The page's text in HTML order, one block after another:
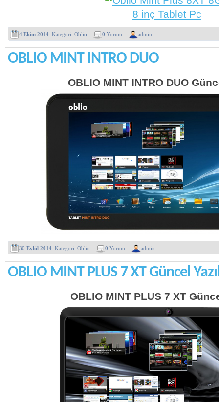
4 Ekim 2014 Kategori :Oblio 0 Yorum admin
OBLIO MINT INTRO DUO
OBLIO MINT INTRO DUO
30 Eylül 2014 Kategori :Oblio 0 Yorum admin
OBLIO MINT PLUS 7 XT Güncel
OBLIO MINT PLUS 7 XT